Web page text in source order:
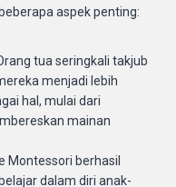
aspek penting:
tua seringkali takjub
menjadi lebih
hal, mulai dari
mainan
Montessori berhasil
dalam diri anak-